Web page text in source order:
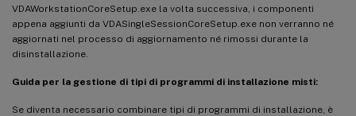
VDAWorkstationCoreSetup.exe la volta successiva, i componenti
appena aggiunti da VDASingleSessionCoreSetup.exe non verranno né
aggiornati nel processo di aggiornamento né rimossi durante la
disinstallazione.
Guida per la gestione di tipi di programmi di installazione misti:
Se diventa necessario combinare tipi di programmi di installazione, è